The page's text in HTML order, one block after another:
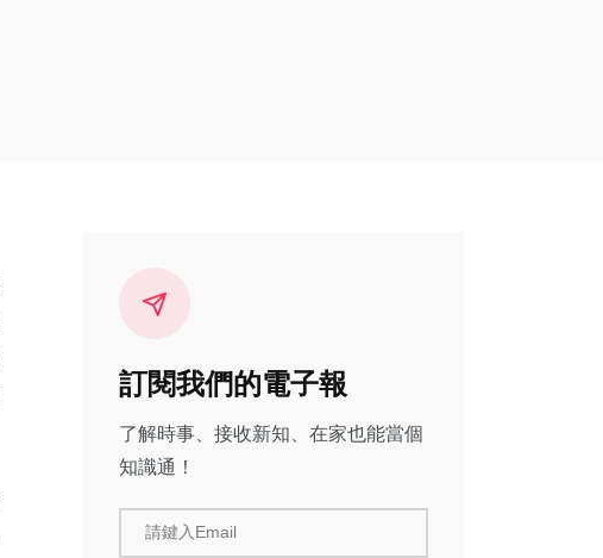
訂閱我們的電子報
了解時事、接收新知、在家也能當個
知識通！
請鍵入Email